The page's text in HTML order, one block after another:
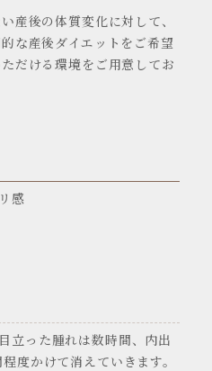
産後の体質変化に対して、
な産後ダイエットをご希望
だける環境をご用意してお
感
立った腫れは数時間、内出
度かけて消えていきます。